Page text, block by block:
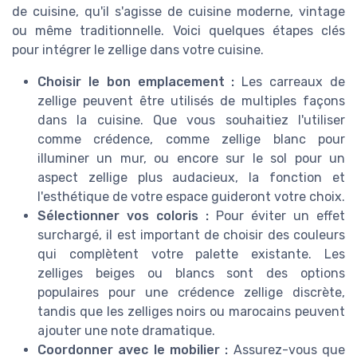
de cuisine, qu'il s'agisse de cuisine moderne, vintage
ou même traditionnelle. Voici quelques étapes clés
pour intégrer le zellige dans votre cuisine.
Choisir le bon emplacement : Les carreaux de
zellige peuvent être utilisés de multiples façons
dans la cuisine. Que vous souhaitiez l'utiliser
comme crédence, comme zellige blanc pour
illuminer un mur, ou encore sur le sol pour un
aspect zellige plus audacieux, la fonction et
l'esthétique de votre espace guideront votre choix.
Sélectionner vos coloris : Pour éviter un effet
surchargé, il est important de choisir des couleurs
qui complètent votre palette existante. Les
zelliges beiges ou blancs sont des options
populaires pour une crédence zellige discrète,
tandis que les zelliges noirs ou marocains peuvent
ajouter une note dramatique.
Coordonner avec le mobilier : Assurez-vous que